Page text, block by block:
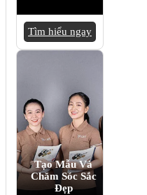
Tìm hiểu ngay
Tạo Mẫu Và
Chăm Sóc Sắc
Đẹp